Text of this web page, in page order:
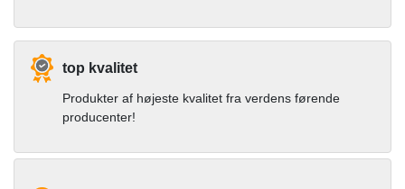
top kvalitet
Produkter af højeste kvalitet fra verdens førende
producenter!